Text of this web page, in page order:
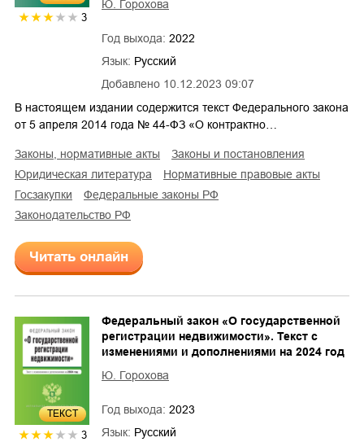
3
Добавлено 10.12.2023 09:07
Ю. Горохова
Год выхода: 2022
Язык: Русский
В настоящем издании содержится текст Федерального закона
от 5 апреля 2014 года № 44-ФЗ «О контрактно…
законы, нормативные акты
законы и постановления
юридическая литература
нормативные правовые акты
госзакупки
федеральные законы РФ
законодательство РФ
Читать онлайн
ТЕКСТ
3
Федеральный закон «О государственной
регистрации недвижимости». Текст с
изменениями и дополнениями на 2024 год
Ю. Горохова
Год выхода: 2023
Язык: Русский